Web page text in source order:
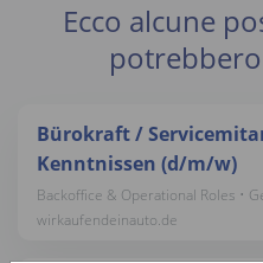
Ecco alcune
Bürokraft /
Kenntnissen (d/m/w)
Backoffice & Operational Roles •
wirkaufendeinauto.de